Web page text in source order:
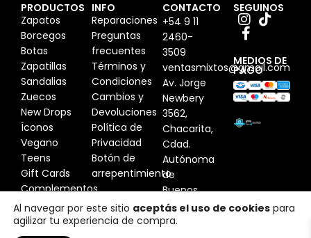
PRODUCTOS
Zapatos
Borcegos
Botas
Zapatillas
Sandalias
Zuecos
New Drops
Íconos
Vegano
Teens
Gift Cards
Complementos
INFO
Reparaciones
Preguntas
frecuentes
Términos y
Condiciones
Cambios y
Devoluciones
Política de
Privacidad
Botón de
arrepentimiento
CONTACTO
+54 9 11
2460-
3509
ventasmixtos@gmail.com
Av. Jorge
Newbery
3562,
Chacarita,
Cdad.
Autónoma
de
Buenos
Aires,
Argentina
SEGUINOS
MEDIOS DE
PAGO
Al navegar por este sitio aceptás el uso de cookies para
agilizar tu experiencia de compra.